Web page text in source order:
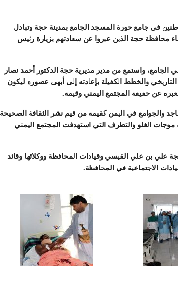
في جامع حورة المسجد الجامع بمدينة حجة وتبادل
محافظة حجة الذين عبروا عن سعادتهم بزيارة رئيس
الجامع، واستمع من مدير مديرية حجة الدكتور أحمد نصار
والخطط الكفيلة بإعادته إلى أبهى عصوره ليكون
عن حقيقة المجتمع اليمني وقيمه.
والجوامع في اليمن كقيمه من قيم نشر الثقافة الصحيحة
موجات الغلو والتطرف التي استهدفت المجتمع اليمني
علي بن علي القيسي وقيادات المحافظة ووكلائها وقائد
الاجتماعية في المحافظة.